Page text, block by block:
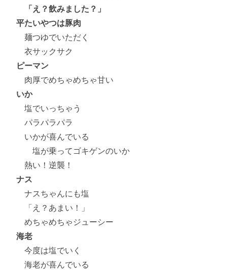
「え？飲みました？」
平たいやつは豚肉
麺つゆでいただく
衣サックサク
ピーマン
肉厚でめちゃめちゃ甘い
いか
塩でいっちゃう
パラパラパラ
いかが喜んでいる
塩が乗ってゴキゲンのいか
熱い！逆襲！
ナス
ナスちゃんにも塩
「え？あまい！」
めちゃめちゃジューシー
海老
今度は塩でいく
海老が喜んでいる